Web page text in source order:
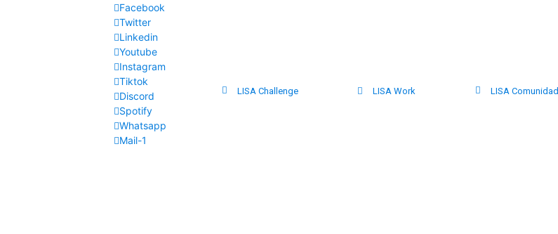
LISA Comunidad
LISA Work
LISA Challenge
Facebook
Twitter
Linkedin
Youtube
Instagram
Tiktok
Discord
Spotify
Whatsapp
Mail-1